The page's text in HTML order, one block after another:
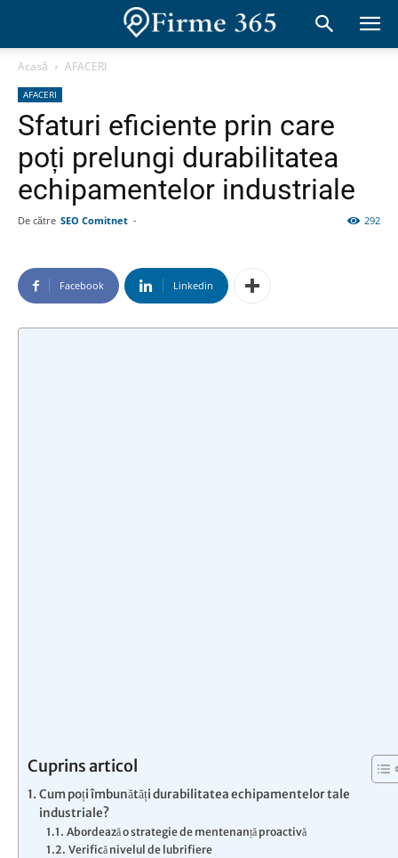
Acasă AFACERI
AFACERI
Sfaturi eficiente prin care
poți prelungi durabilitatea
echipamentelor industriale
De către SEO Comitnet - 292
Facebook Linkedin
Cuprins articol
Cum poți îmbunătăți durabilitatea echipamentelor tale
industriale?
Abordează o strategie de mentenanță proactivă
Verifică nivelul de lubrifiere